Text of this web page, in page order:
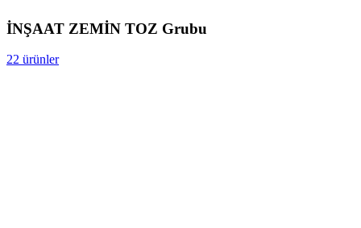
İNŞAAT ZEMİN TOZ Grubu
22 ürünler